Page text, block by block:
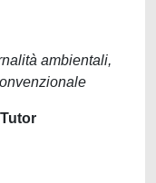
ambientali,